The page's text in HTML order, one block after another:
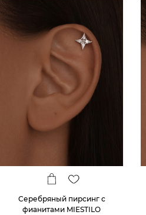
Серебряный пирсинг с
фианитами MIESTILO